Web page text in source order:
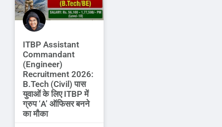
ITBP Assistant
Commandant
(Engineer)
Recruitment 2026:
B.Tech (Civil) पास
युवाओं के लिए ITBP में
ग्रुप ‘A’ ऑफिसर बनने
का मौका